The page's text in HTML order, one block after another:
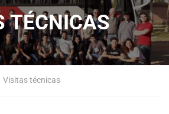
TÉCNICAS
Visitas técnicas